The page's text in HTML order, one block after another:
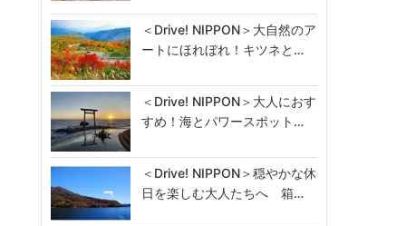
＜Drive! NIPPON＞大自然のア
ートにほれぼれ！キツネと…
＜Drive! NIPPON＞大人におす
すめ！海とパワースポット…
＜Drive! NIPPON＞穏やかな休
日を楽しむ大人たちへ 箱…